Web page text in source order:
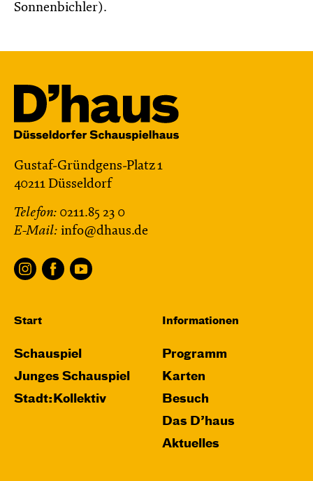
Sonnenbichler).
Gustaf-Gründgens-Platz 1
40211 Düsseldorf
Telefon: 0211.85 23 0
E-Mail: info@dhaus.de
Start
Schauspiel
Junges Schauspiel
Stadt:Kollektiv
Informationen
Programm
Karten
Besuch
Das D’haus
Aktuelles